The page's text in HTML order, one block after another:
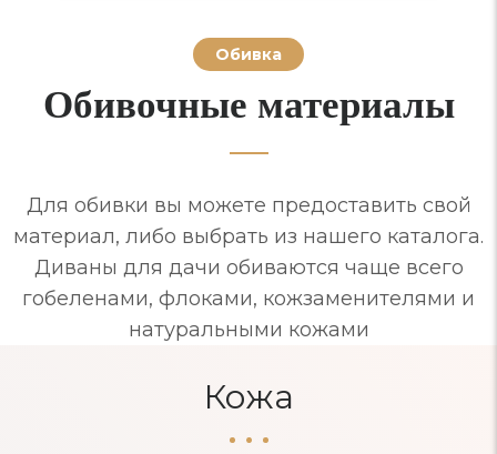
Обивка
Обивочные материалы
Для обивки вы можете предоставить свой
материал, либо выбрать из нашего каталога.
Диваны для дачи обиваются чаще всего
гобеленами, флоками, кожзаменителями и
натуральными кожами
Кожа